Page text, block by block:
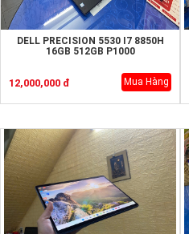
DELL PRECISION 5530 I7 8850H
16GB 512GB P1000
12,000,000 đ Mua Hàng